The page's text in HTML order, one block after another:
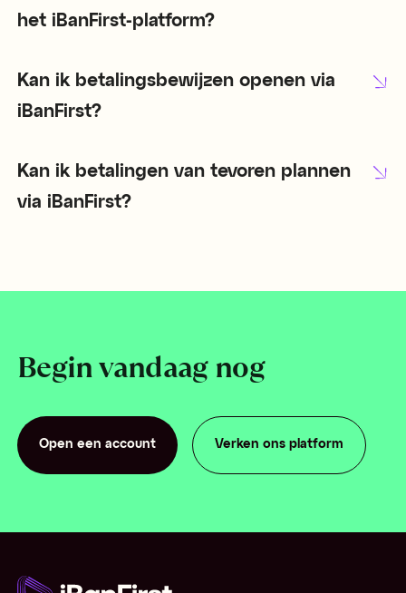
het iBanFirst-platform?
Kan ik betalingsbewijzen openen via
iBanFirst?
Kan ik betalingen van tevoren plannen
via iBanFirst?
Begin vandaag nog
Open een account
Open een account
Verken ons platform